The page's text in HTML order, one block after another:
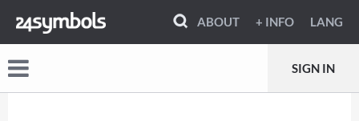
ABOUT + INFO LANG
SIGN IN